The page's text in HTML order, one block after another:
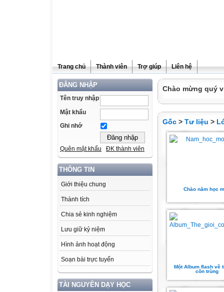
Trang chủ Thành viên Trợ giúp Liên hệ
ĐĂNG NHẬP
Tên truy nhập
Mật khẩu
Ghi nhớ
Quên mật khẩu ĐK thành viên
THÔNG TIN
Giới thiệu chung
Thành tích
Chia sẻ kinh nghiệm
Lưu giữ kỷ niệm
Hình ảnh hoạt động
Soạn bài trực tuyến
TÀI NGUYÊN DẠY HỌC
Chào mừng quý
Gốc > Tư liệu >
Chào năm học
Một Album flash về
côn trùng